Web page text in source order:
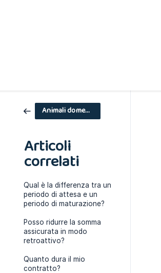
Animali domestici
Articoli
correlati
Qual è la differenza tra un
periodo di attesa e un
periodo di maturazione?
Posso ridurre la somma
assicurata in modo
retroattivo?
Quanto dura il mio
contratto?